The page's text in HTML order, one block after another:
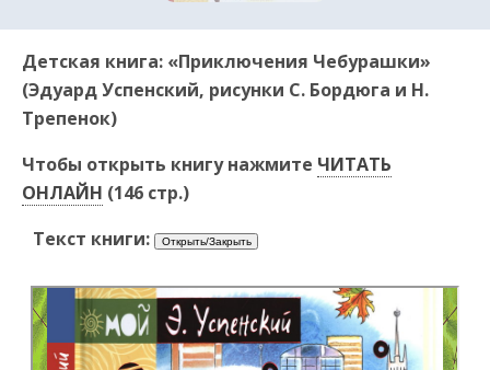
Детская книга: «Приключения Чебурашки»
(Эдуард Успенский, рисунки С. Бордюга и Н.
Трепенок)
Чтобы открыть книгу нажмите ЧИТАТЬ
ОНЛАЙН (146 стр.)
Текст книги: